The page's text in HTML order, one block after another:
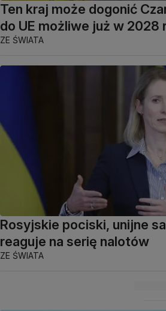
Ten kraj może dogonić
do UE możliwe już w 2028
ZE ŚWIATA
Rosyjskie pociski, unijne
reaguje na serię nalotów
ZE ŚWIATA